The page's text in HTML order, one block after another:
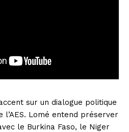
sur un dialogue politique
l’AES. Lomé entend préserver
le Burkina Faso, le Niger